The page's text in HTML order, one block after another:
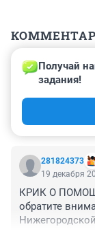
Гость
19 декабря
захватили
281824373
Получай
задания!
19 декабря
КРИК О
обратите